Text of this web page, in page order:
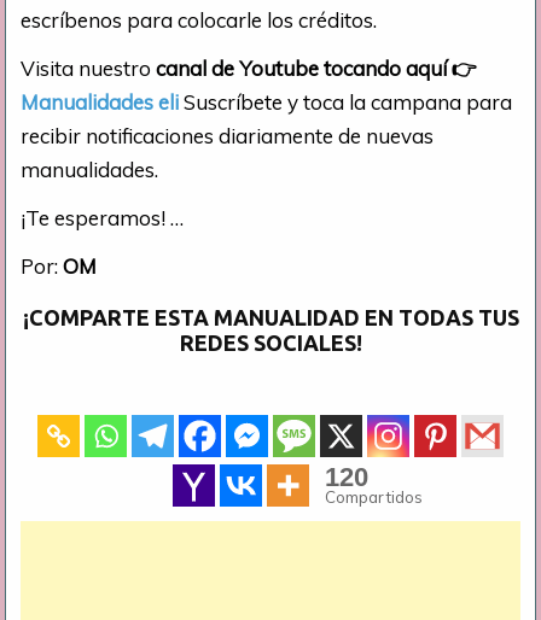
escríbenos para colocarle los créditos.
Visita nuestrocanal de Youtube tocando aquí👉
Manualidades eliSuscríbete y toca la campana para
recibir notificaciones diariamente de nuevas
manualidades.
¡Te esperamos! …
Por:OM
¡COMPARTE ESTA MANUALIDAD EN TODAS TUS
REDES SOCIALES!
120
Compartidos